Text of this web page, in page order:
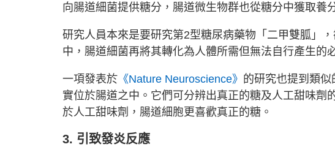
向腸道細菌提供糖分，腸道微生物群也從糖分中獲取養
研究人員本來是要研究第2型糖尿病藥物「二甲雙胍」
中，腸道細菌再將其轉化為人體所需但無法自行產生的
一項發表於 《Nature Neuroscience》 的研究也提到類
實位於腸道之中。它們可分辨出真正的糖及人工甜味劑
於人工甜味劑，腸道細胞更喜歡真正的糖。
3. 引致發炎反應